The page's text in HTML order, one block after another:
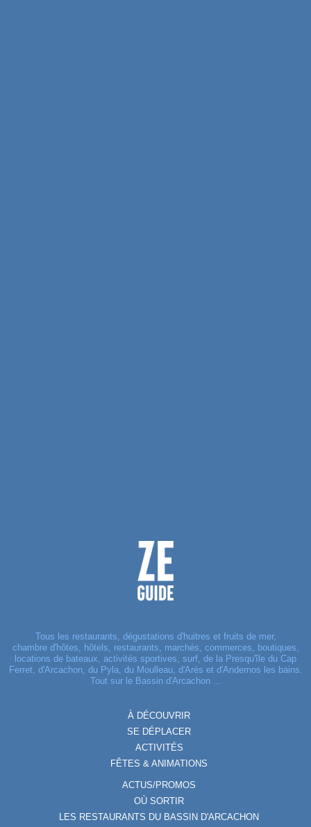
Tous les restaurants, dégustations d'huitres et fruits de mer,
chambre d'hôtes, hôtels, restaurants, marchés, commerces, boutiques,
locations de bateaux, activités sportives, surf, de la Presqu'île du Cap
Ferret, d'Arcachon, du Pyla, du Moulleau, d'Arès et d'Andernos les bains.
Tout sur le Bassin d'Arcachon ...
À DÉCOUVRIR
SE DÉPLACER
ACTIVITÉS
FÊTES & ANIMATIONS
ACTUS/PROMOS
OÙ SORTIR
LES RESTAURANTS DU BASSIN D'ARCACHON